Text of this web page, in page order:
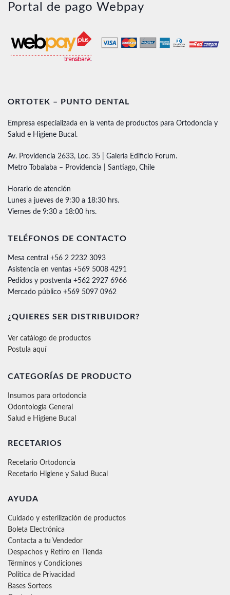
Portal de pago Webpay
ORTOTEK – PUNTO DENTAL
Empresa especializada en la venta de productos para Ortodoncia y
Salud e Higiene Bucal.
Av. Providencia 2633, Loc. 35 | Galería Edificio Forum.
Metro Tobalaba – Providencia | Santiago, Chile
Horario de atención
Lunes a jueves de 9:30 a 18:30 hrs.
Viernes de 9:30 a 18:00 hrs.
TELÉFONOS DE CONTACTO
Mesa central +56 2 2232 3093
Asistencia en ventas +569 5008 4291
Pedidos y postventa +562 2927 6966
Mercado público +569 5097 0962
¿QUIERES SER DISTRIBUIDOR?
Ver catálogo de productos
Postula aquí
CATEGORÍAS DE PRODUCTO
Insumos para ortodoncia
Odontología General
Salud e Higiene Bucal
RECETARIOS
Recetario Ortodoncia
Recetario Higiene y Salud Bucal
AYUDA
Cuidado y esterilización de productos
Boleta Electrónica
Contacta a tu Vendedor
Despachos y Retiro en Tienda
Términos y Condiciones
Política de Privacidad
Bases Sorteos